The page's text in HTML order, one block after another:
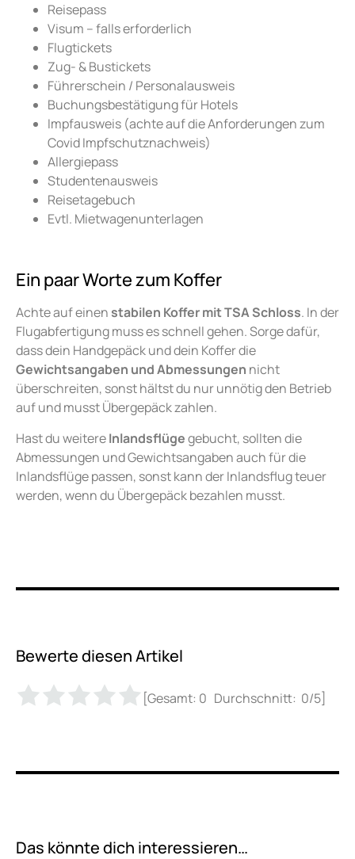
Reisepass
Visum – falls erforderlich
Flugtickets
Zug- & Bustickets
Führerschein / Personalausweis
Buchungsbestätigung für Hotels
Impfausweis (achte auf die Anforderungen zum
Covid Impfschutznachweis)
Allergiepass
Studentenausweis
Reisetagebuch
Evtl. Mietwagenunterlagen
Ein paar Worte zum Koffer
Achte auf einen stabilen Koffer mit TSA Schloss. In der
Flugabfertigung muss es schnell gehen. Sorge dafür,
dass dein Handgepäck und dein Koffer die
Gewichtsangaben und Abmessungen nicht
überschreiten, sonst hältst du nur unnötig den Betrieb
auf und musst Übergepäck zahlen.
Hast du weitereInlandsflügegebucht, sollten die
Abmessungen und Gewichtsangaben auch für die
Inlandsflüge passen, sonst kann der Inlandsflug teuer
werden, wenn du Übergepäck bezahlen musst.
Bewerte diesen Artikel
[Gesamt: 0 Durchschnitt: 0/5]
Das könnte dich interessieren…